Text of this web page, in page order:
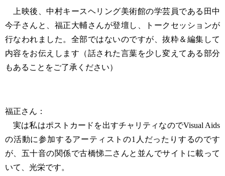
上映後、中村キースヘリング美術館の学芸員である田中
今子さんと、福正大輔さんが登壇し、トークセッションが
行なわれました。全部ではないのですが、抜粋＆編集して
内容をお伝えします（話された言葉を少し変えてある部分
もあることをご了承ください）
福正さん：
実は私はポストカードを出すチャリティなのでVisual Aids
の活動に参加するアーティストの1人だったりするのです
が、五十音の関係で古橋悌二さんと並んでサイトに載って
いて、光栄です。